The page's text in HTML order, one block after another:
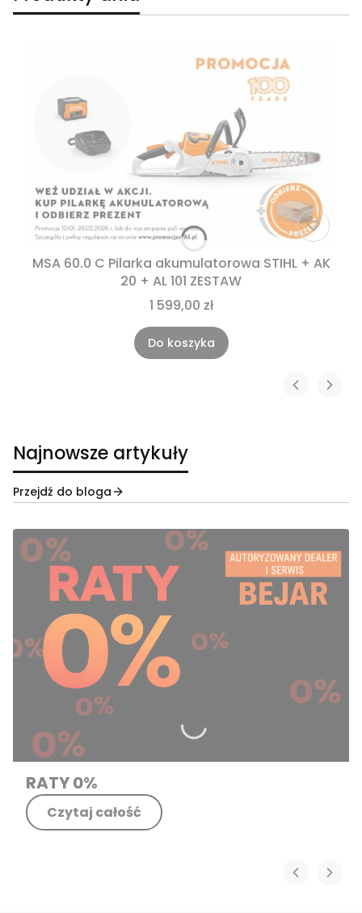
MSA 60.0 C Pilarka akumulatorowa STIHL + AK
20 + AL 101 ZESTAW
1 599,00 zł
Do koszyka
Najnowsze artykuły
Przejdź do bloga
RATY 0%
Czytaj całość